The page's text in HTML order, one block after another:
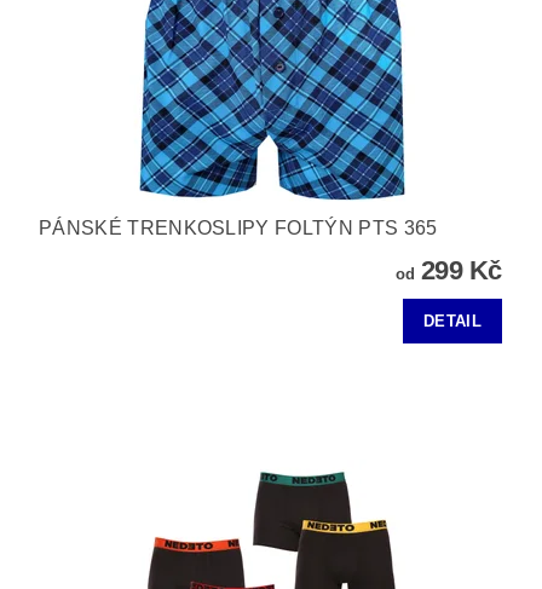
PÁNSKÉ TRENKOSLIPY FOLTÝN PTS 365
od 299 Kč
DETAIL